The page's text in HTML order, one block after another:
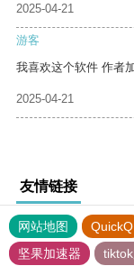
2025-04-21
游客
我喜欢这个软件 作者
2025-04-21
友情链接
网站地图 QuickQ
坚果加速器